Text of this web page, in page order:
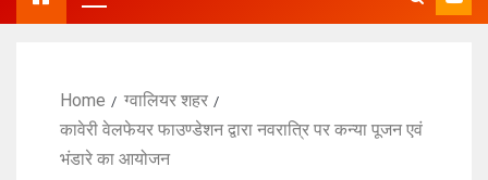
Home
ग्वालियर शहर
कावेरी वेलफेयर फाउण्डेशन द्वारा नवरात्रि पर कन्या पूजन एवं
भंडारे का आयोजन